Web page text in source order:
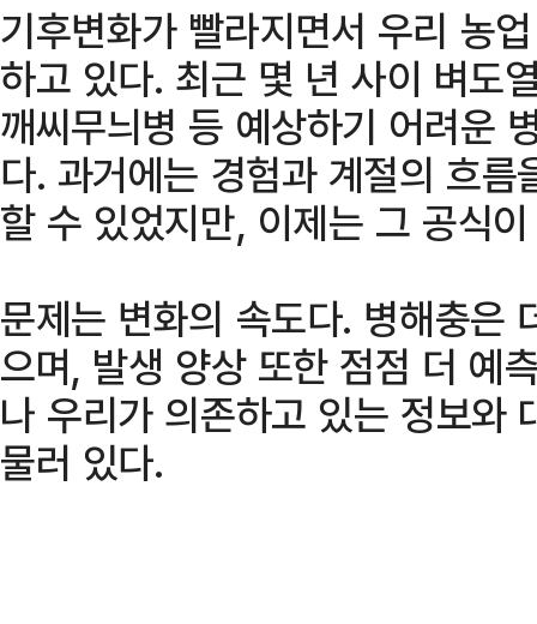
기후변화가 빨라지면서 우리 농
하고 있다. 최근 몇 년 사이 벼도
깨씨무늬병 등 예상하기 어려운
다. 과거에는 경험과 계절의 흐
할 수 있었지만, 이제는 그 공식
문제는 변화의 속도다. 병해충은
으며, 발생 양상 또한 점점 더 예
나 우리가 의존하고 있는 정보와
물러 있다.